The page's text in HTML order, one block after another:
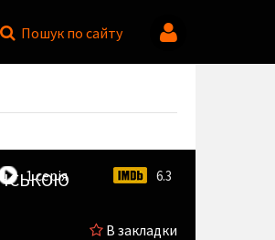
Пошук по сайту
1 серія 6.3
В закладки